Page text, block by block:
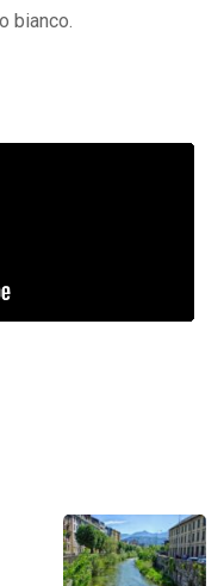
bianco.